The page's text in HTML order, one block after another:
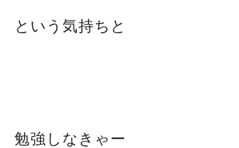
という気持ちと
勉強しなきゃー